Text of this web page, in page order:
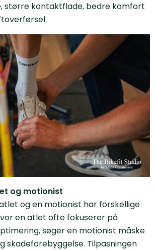
større kontaktflade, bedre komfort
og motionist
og en motionist har forskellige
en atlet ofte fokuserer på
søger en motionist måske
skadeforebyggelse. Tilpasningen